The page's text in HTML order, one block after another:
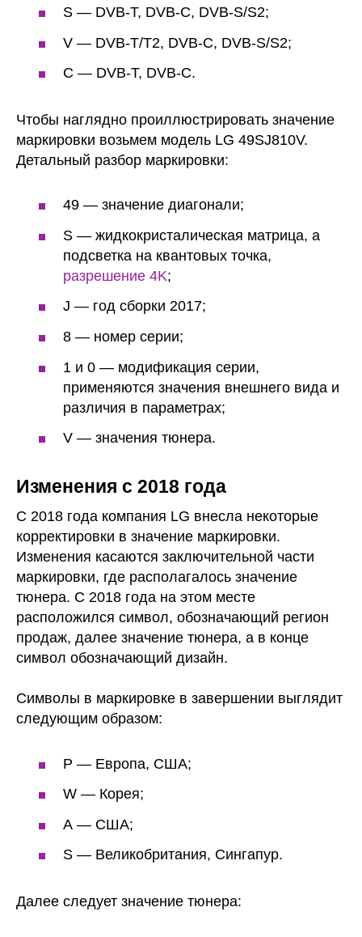
S — DVB-T, DVB-C, DVB-S/S2;
V — DVB-T/T2, DVB-C, DVB-S/S2;
С — DVB-T, DVB-C.
Чтобы наглядно проиллюстрировать значение
маркировки возьмем модель LG 49SJ810V.
Детальный разбор маркировки:
49 — значение диагонали;
S — жидкокристалическая матрица, а
подсветка на квантовых точка,
разрешение 4K;
J — год сборки 2017;
8 — номер серии;
1 и 0 — модификация серии,
применяются значения внешнего вида и
различия в параметрах;
V — значения тюнера.
Изменения с 2018 года
С 2018 года компания LG внесла некоторые
корректировки в значение маркировки.
Изменения касаются заключительной части
маркировки, где располагалось значение
тюнера. С 2018 года на этом месте
расположился символ, обозначающий регион
продаж, далее значение тюнера, а в конце
символ обозначающий дизайн.
Символы в маркировке в завершении выглядит
следующим образом:
Р — Европа, США;
W — Корея;
А — США;
S — Великобритания, Сингапур.
Далее следует значение тюнера: